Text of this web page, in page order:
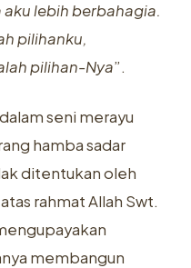
lebih berbahagia.
pilihanku,
pilihan-Nya”.
seni merayu
hamba sadar
ditentukan oleh
rahmat Allah Swt.
membangun